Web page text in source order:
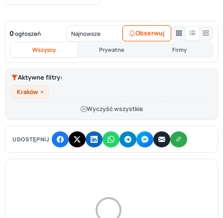
0 ogłoszeń
Wszyscy Prywatne Firmy
Obserwuj
Aktywne filtry:
Kraków ×
Wyczyść wszystkie
UDOSTĘPNIJ